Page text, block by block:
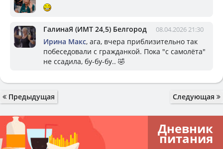
ГалинаЯ (ИМТ 24,5) Белгород 08.04.2026 21:30
Ирина Макс, ага, вчера приблизительно так
побеседовали с гражданкой. Пока "с самолёта"
не ссадила, бу-бу-бу.. 🤣
Предыдущая Следующая
Дневник
питания